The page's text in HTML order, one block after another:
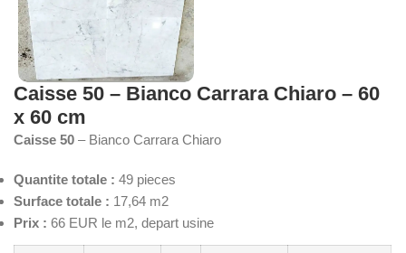
Caisse 50 – Bianco Carrara Chiaro – 60
x 60 cm
Caisse 50 – Bianco Carrara Chiaro
Quantite totale : 49 pieces
Surface totale : 17,64 m2
Prix : 66 EUR le m2, depart usine